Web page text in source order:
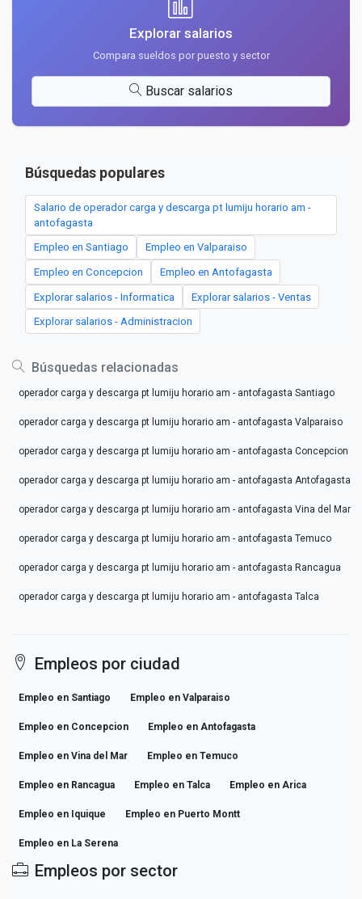
Explorar salarios
Compara sueldos por puesto y sector
Buscar salarios
Búsquedas populares
Salario de operador carga y descarga pt lumiju horario am -
antofagasta
Empleo en Santiago Empleo en Valparaiso
Empleo en Concepcion Empleo en Antofagasta
Explorar salarios - Informatica Explorar salarios - Ventas
Explorar salarios - Administracion
Búsquedas relacionadas
operador carga y descarga pt lumiju horario am - antofagasta Santiago
operador carga y descarga pt lumiju horario am - antofagasta Valparaiso
operador carga y descarga pt lumiju horario am - antofagasta Concepcion
operador carga y descarga pt lumiju horario am - antofagasta Antofagasta
operador carga y descarga pt lumiju horario am - antofagasta Vina del Mar
operador carga y descarga pt lumiju horario am - antofagasta Temuco
operador carga y descarga pt lumiju horario am - antofagasta Rancagua
operador carga y descarga pt lumiju horario am - antofagasta Talca
Empleos por ciudad
Empleo en Santiago Empleo en Valparaiso
Empleo en Concepcion Empleo en Antofagasta
Empleo en Vina del Mar Empleo en Temuco
Empleo en Rancagua Empleo en Talca Empleo en Arica
Empleo en Iquique Empleo en Puerto Montt
Empleo en La Serena
Empleos por sector